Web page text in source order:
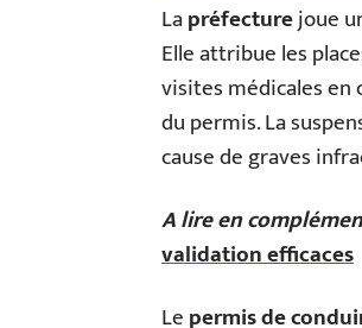
Lapréfecturejoue
Elle attribue les
visites médicales en
du permis. La
cause de graves
A lire en
validation efficaces
Lepermis de